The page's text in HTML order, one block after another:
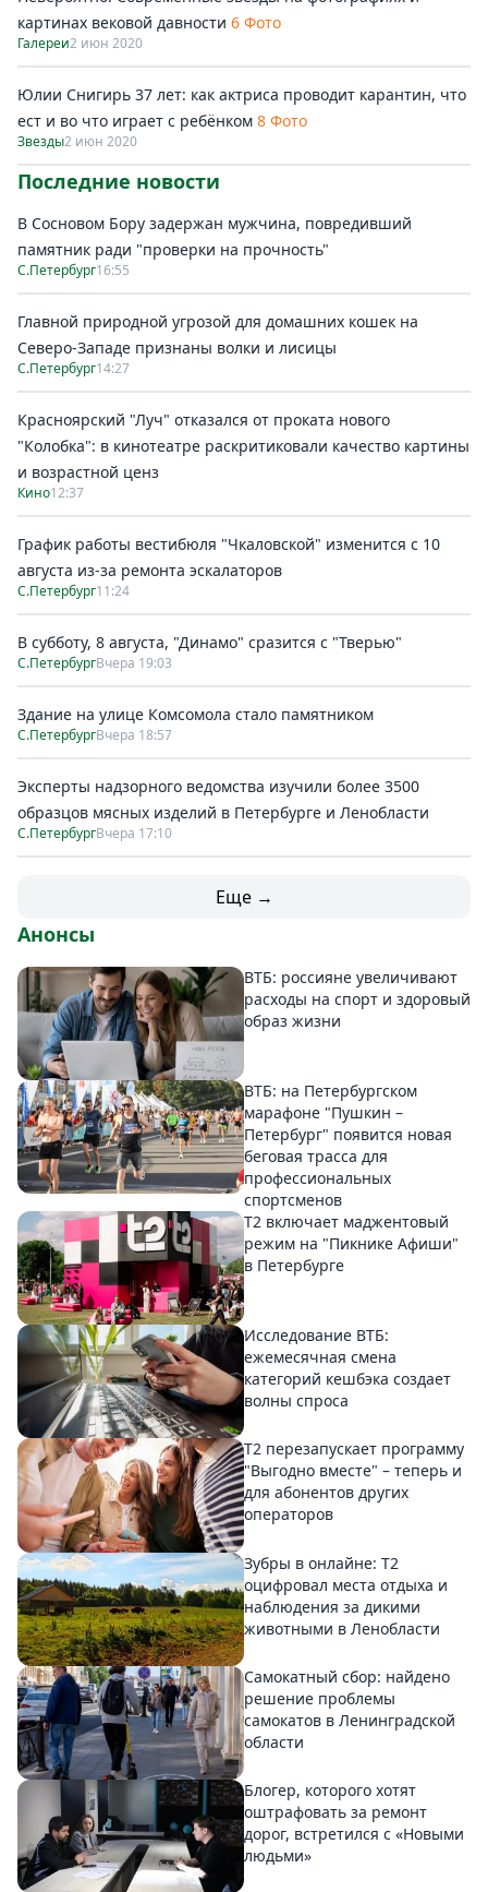
картинах вековой давности 6 Фото
Галереи2 июн 2020
Юлии Снигирь 37 лет: как актриса проводит карантин, что
ест и во что играет с ребёнком 8 Фото
Звезды2 июн 2020
Последние новости
В Сосновом Бору задержан мужчина, повредивший
памятник ради "проверки на прочность"
С.Петербург16:55
Главной природной угрозой для домашних кошек на
Северо-Западе признаны волки и лисицы
С.Петербург14:27
Красноярский "Луч" отказался от проката нового
"Колобка": в кинотеатре раскритиковали качество картины
и возрастной ценз
Кино12:37
График работы вестибюля "Чкаловской" изменится с 10
августа из-за ремонта эскалаторов
С.Петербург11:24
В субботу, 8 августа, "Динамо" сразится с "Тверью"
С.ПетербургВчера 19:03
Здание на улице Комсомола стало памятником
С.ПетербургВчера 18:57
Эксперты надзорного ведомства изучили более 3500
образцов мясных изделий в Петербурге и Ленобласти
С.ПетербургВчера 17:10
Еще →
Анонсы
ВТБ: россияне увеличивают
расходы на спорт и здоровый
образ жизни
ВТБ: на Петербургском
марафоне "Пушкин –
Петербург" появится новая
беговая трасса для
профессиональных
спортсменов
Т2 включает маджентовый
режим на "Пикнике Афиши"
в Петербурге
Исследование ВТБ:
ежемесячная смена
категорий кешбэка создает
волны спроса
Т2 перезапускает программу
"Выгодно вместе" – теперь и
для абонентов других
операторов
Зубры в онлайне: Т2
оцифровал места отдыха и
наблюдения за дикими
животными в Ленобласти
Самокатный сбор: найдено
решение проблемы
самокатов в Ленинградской
области
Блогер, которого хотят
оштрафовать за ремонт
дорог, встретился с «Новыми
людьми»